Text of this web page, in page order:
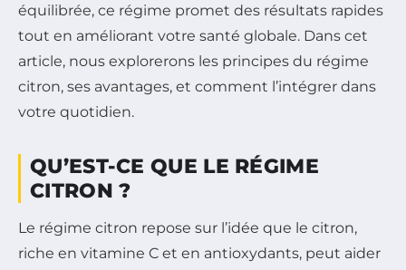
équilibrée, ce régime promet des résultats rapides
tout en améliorant votre santé globale. Dans cet
article, nous explorerons les principes du régime
citron, ses avantages, et comment l’intégrer dans
votre quotidien.
QU’EST-CE QUE LE RÉGIME
CITRON ?
Le régime citron repose sur l’idée que le citron,
riche en vitamine C et en antioxydants, peut aider